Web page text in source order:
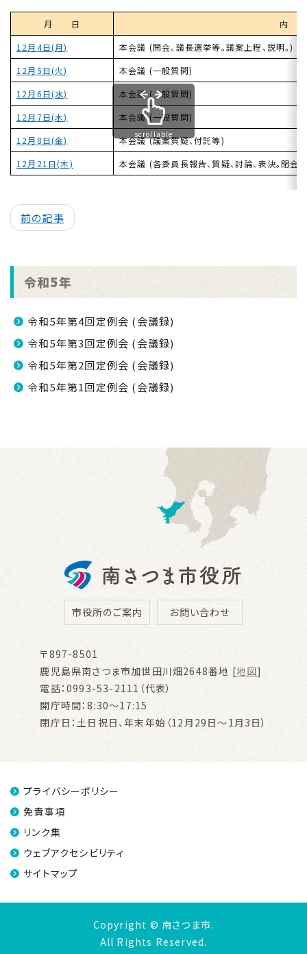
月 日
内
12月4日(月)
本会議 (開会。議長選挙等。議案上程、説明。)
12月5日(火)
本会議 (一般質問)
12月6日(水)
本会議 (一般質問)
12月7日(木)
本会議 (一般質問)
12月8日(金)
本会議 (議案質疑、付託等)
12月21日(木)
本会議 (各委員長報告、質疑、討論、表決。閉会)
scrollable
前の記事
令和5年
令和5年第4回定例会 (会議録)
令和5年第3回定例会 (会議録)
令和5年第2回定例会 (会議録)
令和5年第1回定例会 (会議録)
市役所のご案内 お問い合わせ
〒897-8501
鹿児島県南さつま市加世田川畑2648番地 [地図]
電話：0993-53-2111（代表）
開庁時間：8:30～17:15
閉庁日：土日祝日、年末年始（12月29日～1月3日）
プライバシーポリシー
免責事項
リンク集
ウェブアクセシビリティ
サイトマップ
Copyright © 南さつま市.
All Rights Reserved.